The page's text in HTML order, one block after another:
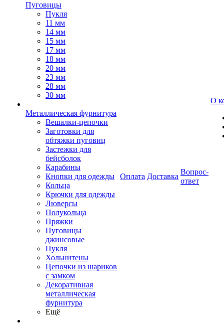
Пуговицы
Пукля
11 мм
14 мм
15 мм
17 мм
18 мм
20 мм
23 мм
28 мм
30 мм
Металлическая фурнитура
Вешалки-цепочки
Заготовки для
обтяжки пуговиц
Застежки для
бейсболок
Карабины
Кнопки для одежды
Кольца
Крючки для одежды
Люверсы
Полукольца
Пряжки
Пуговицы
джинсовые
Пукля
Хольнитены
Цепочки из шариков
с замком
Декоративная
металлическая
фурнитура
Ещё
Оплата Доставка
Вопрос-
ответ
О